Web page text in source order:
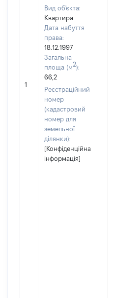
1
Вид об'єкта:
Квартира
Дата набуття
права:
18.12.1997
Загальна
площа (м2):
66,2
Реєстраційний
номер
(кадастровий
номер для
земельної
ділянки):
[Конфіденційна
інформація]